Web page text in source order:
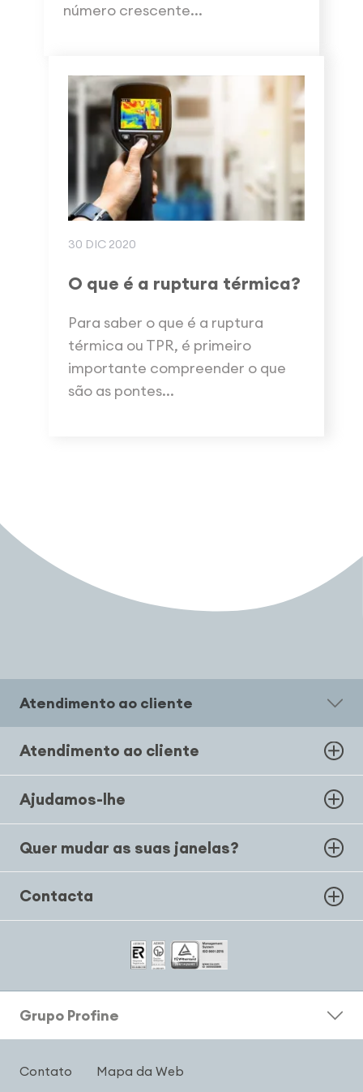
número crescente...
30 DIC 2020
O que é a ruptura térmica?
Para saber o que é a ruptura
térmica ou TPR, é primeiro
importante compreender o que
são as pontes...
Atendimento ao cliente
Atendimento ao cliente
Ajudamos-lhe
Quer mudar as suas janelas?
Contacta
Grupo Profine
Contato
Mapa da Web